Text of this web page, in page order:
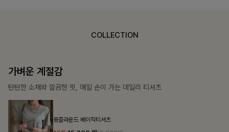
COLLECTION
가장 쉬운 코디
특별한 날부터 일상까지 함께하는 룩